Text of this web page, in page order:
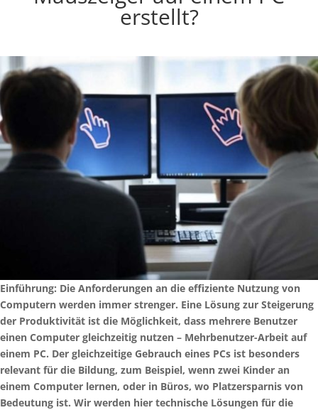
erstellt?
Einführung: Die Anforderungen an die effiziente Nutzung von
Computern werden immer strenger. Eine Lösung zur Steigerung
der Produktivität ist die Möglichkeit, dass mehrere Benutzer
einen Computer gleichzeitig nutzen – Mehrbenutzer-Arbeit auf
einem PC. Der gleichzeitige Gebrauch eines PCs ist besonders
relevant für die Bildung, zum Beispiel, wenn zwei Kinder an
einem Computer lernen, oder in Büros, wo Platzersparnis von
Bedeutung ist. Wir werden hier technische Lösungen für die